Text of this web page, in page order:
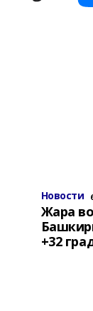
Новости
Жара
+32